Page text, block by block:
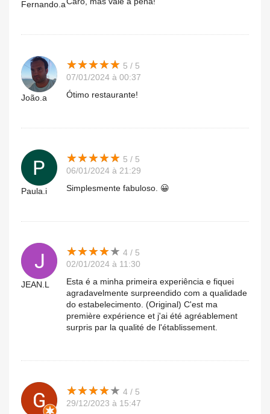
Fernando.a
João.a
★★★★★
★★★★★ 5 / 5
07/01/2024 à 00:37
Ótimo restaurante!
Paula.i
★★★★★
★★★★★ 5 / 5
06/01/2024 à 21:29
Simplesmente fabuloso. 😀
JEAN.L
★★★★★
★★★★★ 4 / 5
02/01/2024 à 11:30
Esta é a minha primeira experiência e fiquei
agradavelmente surpreendido com a qualidade
do estabelecimento. (Original) C'est ma
première expérience et j'ai été agréablement
surpris par la qualité de l'établissement.
★★★★★
★★★★★ 4 / 5
29/12/2023 à 15:47